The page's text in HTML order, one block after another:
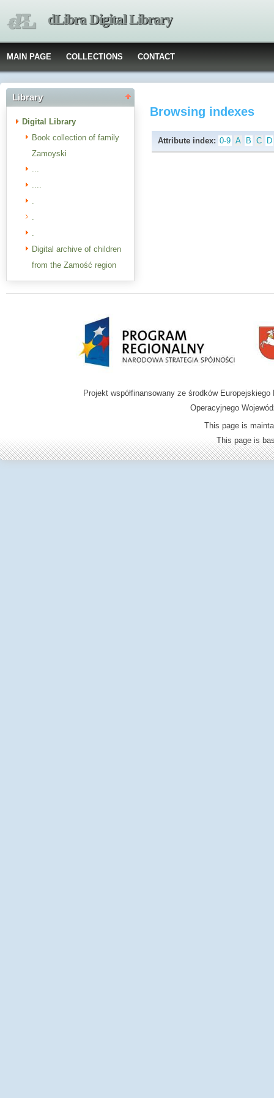
dLibra Digital Library
MAIN PAGE COLLECTIONS CONTACT
Library
Digital Library
Book collection of family
Zamoyski
...
....
.
.
.
Digital archive of children
from the Zamość region
Browsing indexes
Attribute index: 0-9 A B C D
Projekt współfinansowany ze środków
Operacyjnego
This page is
This page is